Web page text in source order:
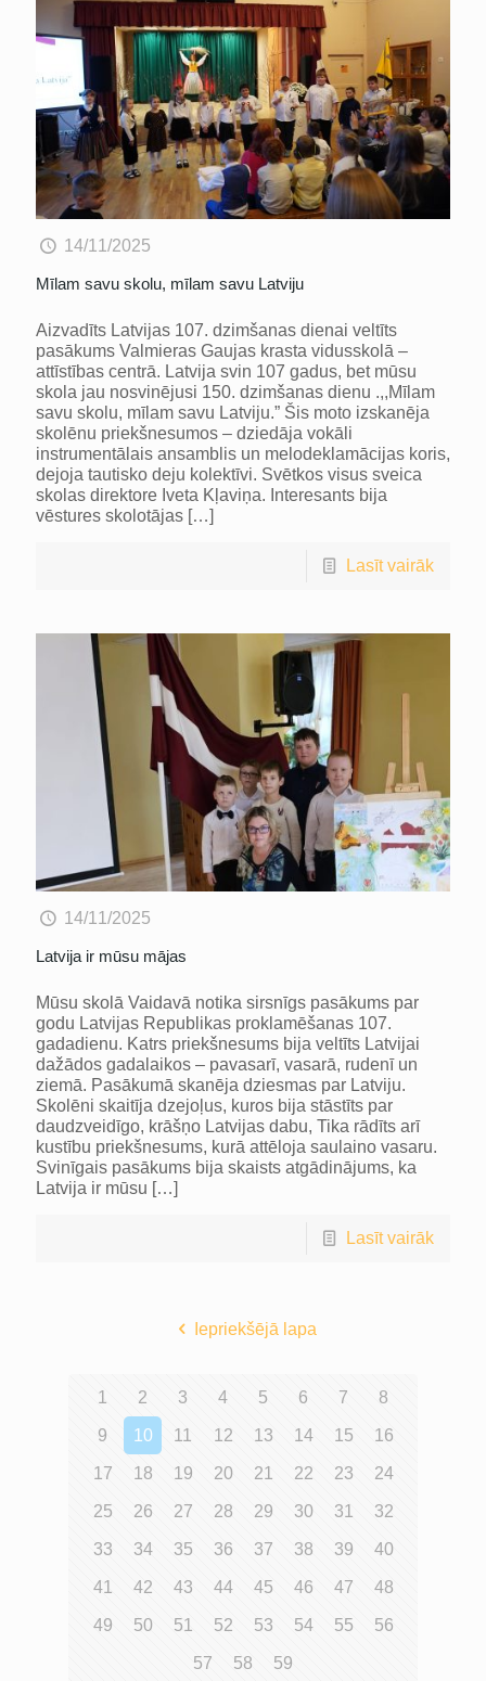
14/11/2025
Mīlam savu skolu, mīlam savu Latviju
Aizvadīts Latvijas 107. dzimšanas dienai veltīts
pasākums Valmieras Gaujas krasta vidusskolā –
attīstības centrā. Latvija svin 107 gadus, bet mūsu
skola jau nosvinējusi 150. dzimšanas dienu .,,Mīlam
savu skolu, mīlam savu Latviju.” Šis moto izskanēja
skolēnu priekšnesumos – dziedāja vokāli
instrumentālais ansamblis un melodeklamācijas koris,
dejoja tautisko deju kolektīvi. Svētkos visus sveica
skolas direktore Iveta Kļaviņa. Interesants bija
vēstures skolotājas […]
Lasīt vairāk
14/11/2025
Latvija ir mūsu mājas
Mūsu skolā Vaidavā notika sirsnīgs pasākums par
godu Latvijas Republikas proklamēšanas 107.
gadadienu. Katrs priekšnesums bija veltīts Latvijai
dažādos gadalaikos – pavasarī, vasarā, rudenī un
ziemā. Pasākumā skanēja dziesmas par Latviju.
Skolēni skaitīja dzejoļus, kuros bija stāstīts par
daudzveidīgo, krāšņo Latvijas dabu, Tika rādīts arī
kustību priekšnesums, kurā attēloja saulaino vasaru.
Svinīgais pasākums bija skaists atgādinājums, ka
Latvija ir mūsu […]
Lasīt vairāk
Iepriekšējā lapa
1 2 3 4 5 6 7 8
9 10 11 12 13 14 15 16
17 18 19 20 21 22 23 24
25 26 27 28 29 30 31 32
33 34 35 36 37 38 39 40
41 42 43 44 45 46 47 48
49 50 51 52 53 54 55 56
57 58 59